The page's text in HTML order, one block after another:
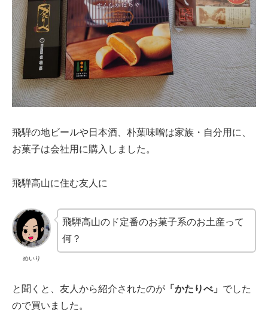
飛騨の地ビールや日本酒、朴葉味噌は家族・自分用に、
お菓子は会社用に購入しました。
飛騨高山に住む友人に
めいり
飛騨高山のド定番のお菓子系のお土産って
何？
と聞くと、友人から紹介されたのが 「かたりべ」 でした
ので買いました。